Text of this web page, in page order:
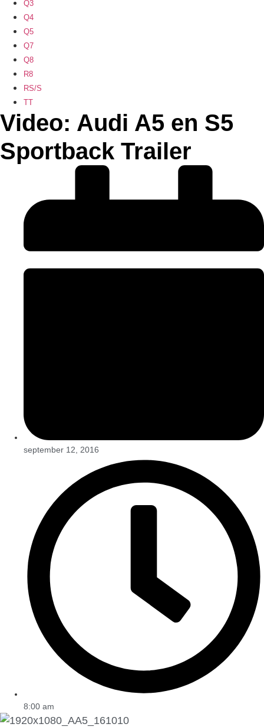
Q3
Q4
Q5
Q7
Q8
R8
RS/S
TT
Video: Audi A5 en S5
Sportback Trailer
september 12, 2016
8:00 am